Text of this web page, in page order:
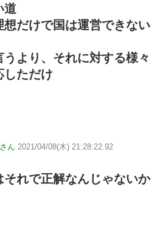
道
想だけで国は運営できない
うより、それに対する様々
しただけ
ん 2021/04/08(木) 21:28:22.92
それで正解なんじゃないか